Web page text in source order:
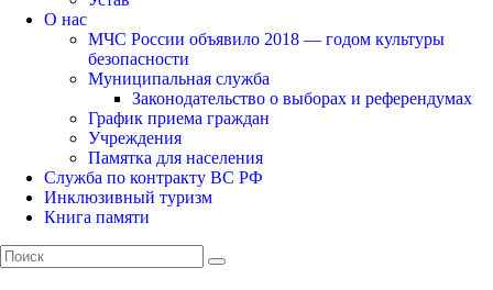
О нас
МЧС России объявило 2018 — годом культуры
безопасности
Муниципальная служба
Законодательство о выборах и референдумах
График приема граждан
Учреждения
Памятка для населения
Служба по контракту ВС РФ
Инклюзивный туризм
Книга памяти